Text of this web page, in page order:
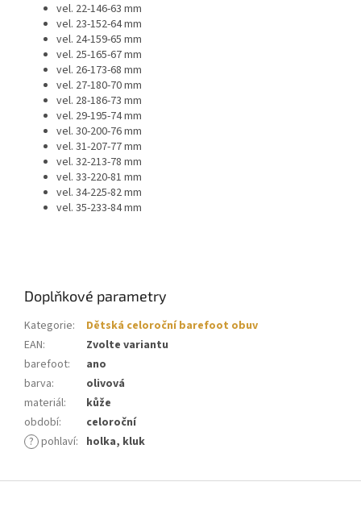
vel. 22-146-63 mm
vel. 23-152-64 mm
vel. 24-159-65 mm
vel. 25-165-67 mm
vel. 26-173-68 mm
vel. 27-180-70 mm
vel. 28-186-73 mm
vel. 29-195-74 mm
vel. 30-200-76 mm
vel. 31-207-77 mm
vel. 32-213-78 mm
vel. 33-220-81 mm
vel. 34-225-82 mm
vel. 35-233-84 mm
Doplňkové parametry
Kategorie:
Dětská celoroční barefoot obuv
EAN:
Zvolte variantu
barefoot:
ano
barva:
olivová
materiál:
kůže
období:
celoroční
? pohlaví: holka, kluk